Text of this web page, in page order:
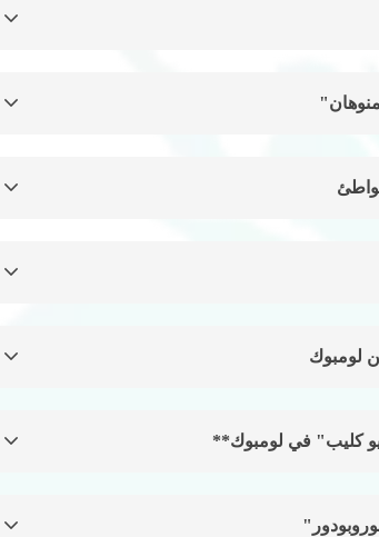
لومبوك
كليب" في لومبوك**